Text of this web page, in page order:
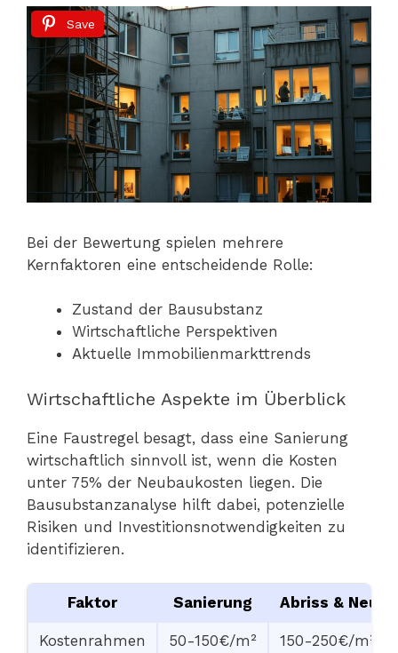
Save
Bei der Bewertung spielen mehrere
Kernfaktoren eine entscheidende Rolle:
Zustand der Bausubstanz
Wirtschaftliche Perspektiven
Aktuelle Immobilienmarkttrends
Wirtschaftliche Aspekte im Überblick
Eine Faustregel besagt, dass eine Sanierung
wirtschaftlich sinnvoll ist, wenn die Kosten
unter 75% der Neubaukosten liegen. Die
Bausubstanzanalyse hilft dabei, potenzielle
Risiken und Investitionsnotwendigkeiten zu
identifizieren.
Faktor Sanierung Abriss &
Kostenrahmen 50-150€/m² 150-250€/m²